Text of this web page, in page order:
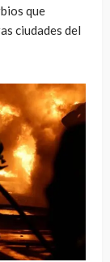
que
ciudades del